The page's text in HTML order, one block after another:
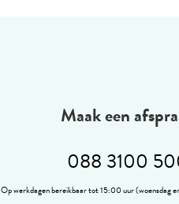
Maak een
088 3100
Op werkdagen bereikbaar tot 15:00 uur (woensdag